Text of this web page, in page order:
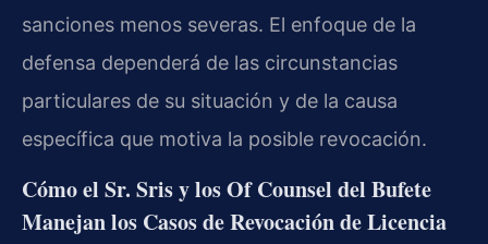
sanciones menos severas. El enfoque de la
defensa dependerá de las circunstancias
particulares de su situación y de la causa
específica que motiva la posible revocación.
Cómo el Sr. Sris y los Of Counsel del Bufete
Manejan los Casos de Revocación de Licencia